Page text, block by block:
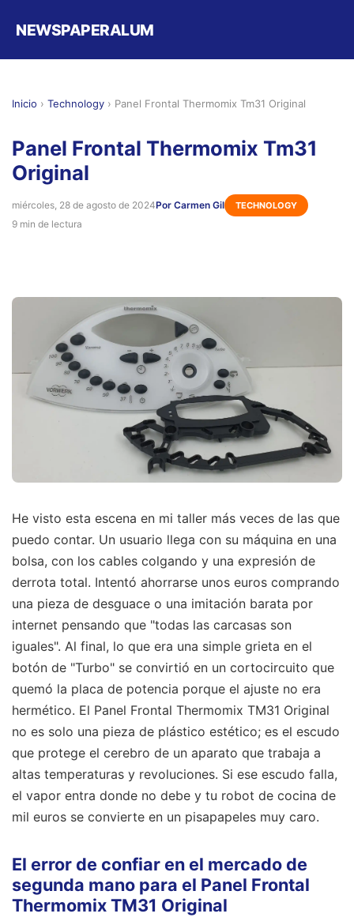
NEWSPAPERALUM
Inicio › Technology › Panel Frontal Thermomix Tm31 Original
Panel Frontal Thermomix Tm31
Original
miércoles, 28 de agosto de 2024Por Carmen Gil TECHNOLOGY
9 min de lectura
He visto esta escena en mi taller más veces de las que
puedo contar. Un usuario llega con su máquina en una
bolsa, con los cables colgando y una expresión de
derrota total. Intentó ahorrarse unos euros comprando
una pieza de desguace o una imitación barata por
internet pensando que "todas las carcasas son
iguales". Al final, lo que era una simple grieta en el
botón de "Turbo" se convirtió en un cortocircuito que
quemó la placa de potencia porque el ajuste no era
hermético. El Panel Frontal Thermomix TM31 Original
no es solo una pieza de plástico estético; es el escudo
que protege el cerebro de un aparato que trabaja a
altas temperaturas y revoluciones. Si ese escudo falla,
el vapor entra donde no debe y tu robot de cocina de
mil euros se convierte en un pisapapeles muy caro.
El error de confiar en el mercado de
segunda mano para el Panel Frontal
Thermomix TM31 Original